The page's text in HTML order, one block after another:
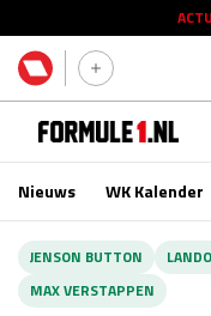
Race
Nieuws WK Kalender
JENSON BUTTON
MAX VERSTAPPEN